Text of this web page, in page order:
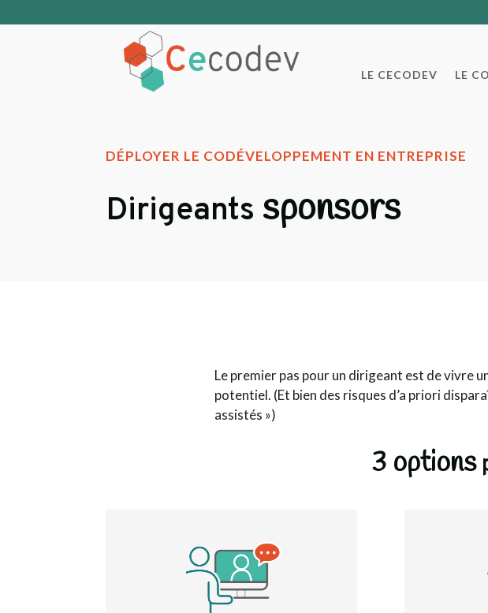
LE CECODEV LE
DÉPLOYER LE CODÉVELOPPEMENT EN ENTREPRISE
Dirigeants sponsors
Le premier pas pour un dirigeant est de vivre
potentiel. (Et bien des risques d’a priori
assistés »)
3 options